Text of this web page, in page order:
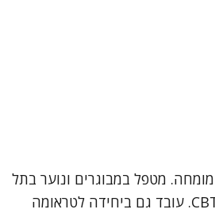
מומחה. מטפל במבוגרים ונוער בתל
אביב, בגישה דינמית ו CBT. עובד גם ביחידה לטראומה